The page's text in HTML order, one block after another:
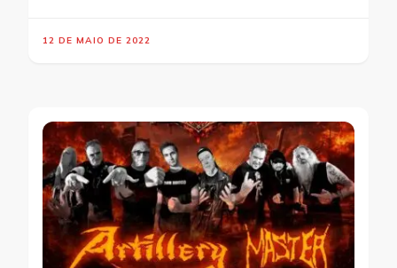
12 DE MAIO DE 2022